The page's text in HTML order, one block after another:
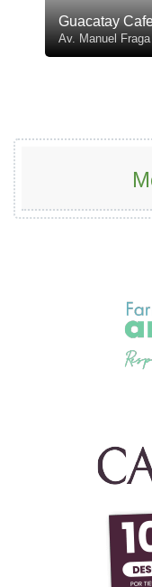
Guacatay
Av. Manuel